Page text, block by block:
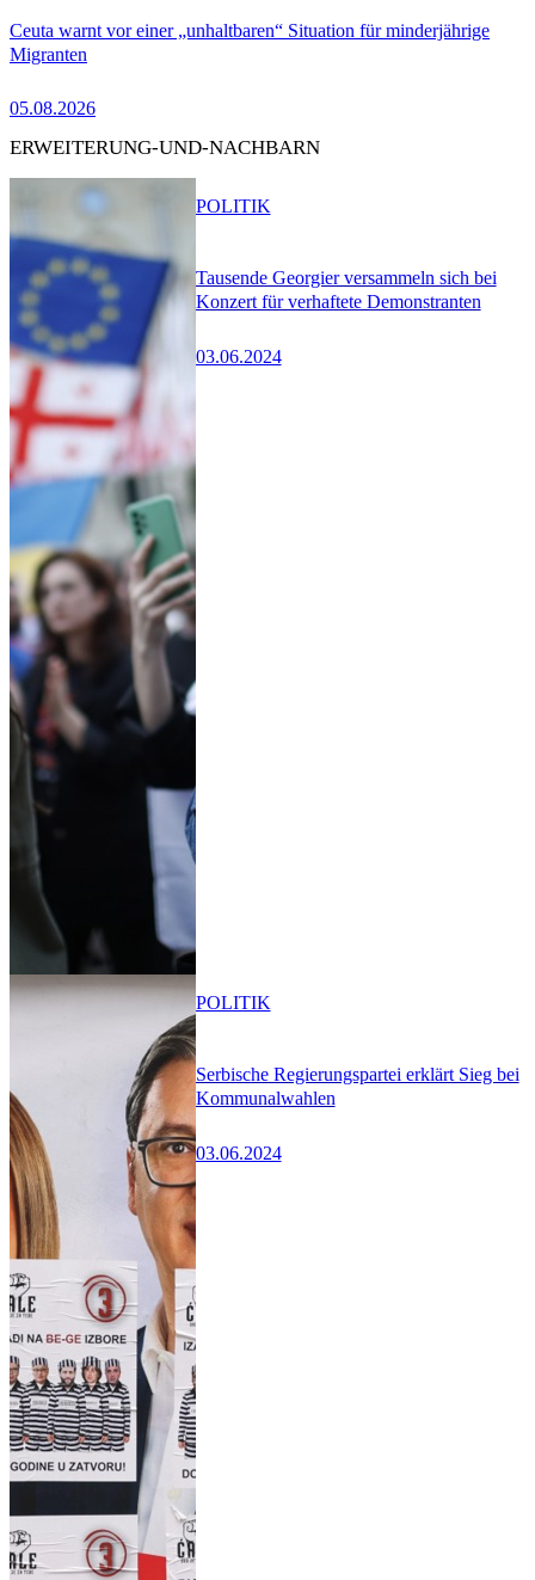
Ceuta warnt vor einer „unhaltbaren“ Situation für minderjährige
Migranten
05.08.2026
ERWEITERUNG-UND-NACHBARN
Tausende Georgier versammeln sich bei
Konzert für verhaftete Demonstranten
03.06.2024
POLITIK
Serbische Regierungspartei erklärt Sieg bei
Kommunalwahlen
03.06.2024
POLITIK